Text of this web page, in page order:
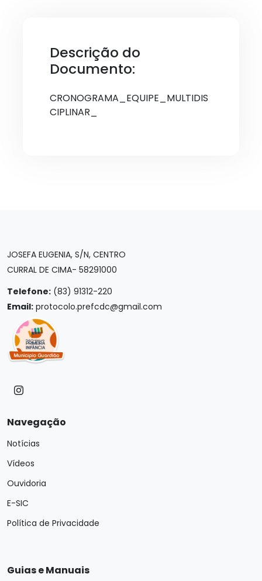
Descrição do
Documento:
CRONOGRAMA_EQUIPE_MULTIDIS
CIPLINAR_
JOSEFA EUGENIA, S/N, CENTRO
CURRAL DE CIMA- 58291000
Telefone: (83) 91312-220
Email: protocolo.prefcdc@gmail.com
Navegação
Notícias
Vídeos
Ouvidoria
E-SIC
Política de Privacidade
Guias e Manuais